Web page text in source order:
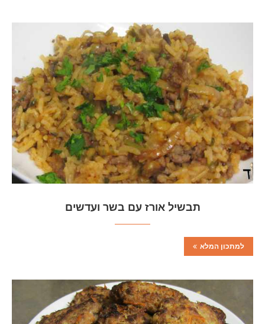
תבשיל אורז עם בשר ועדשים
למתכון המלא